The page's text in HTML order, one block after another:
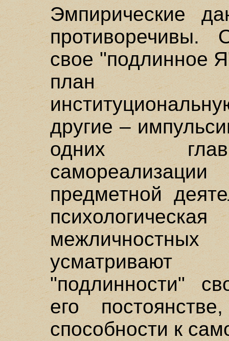
Эмпирические
свое "подлинное
план
другие –
одних
предметной
"подлинности"
его
способности к